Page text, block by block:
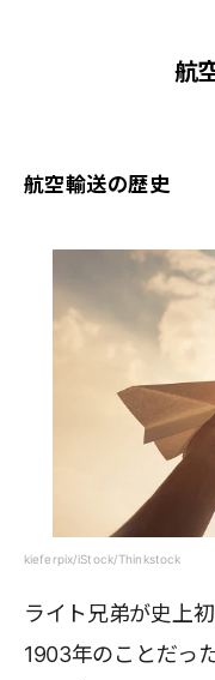
航
航空輸送の歴史
kieferpix/iStock/Thinkstock
ライト兄弟が史上
1903年のことだっ